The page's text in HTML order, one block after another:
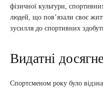
фізичної культури,
людей, що пов’язали своє
зусилля до спортивних
Видатні
Спортсменом року було